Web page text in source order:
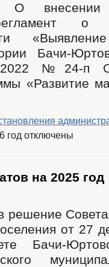
О
о
Бачи-
№24-п
«Развитие
год отключены
на 2025 год
решение
от 27